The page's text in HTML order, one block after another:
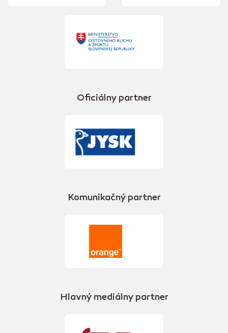
Oficiálny partner
Komunikačný partner
Hlavný mediálny partner